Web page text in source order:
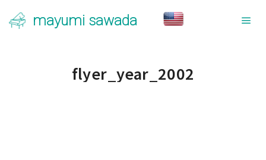
mayumi sawada
flyer_year_2002